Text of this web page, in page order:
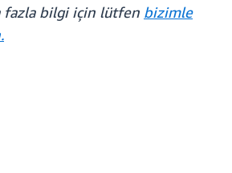
fazla bilgi için lütfen bizimle